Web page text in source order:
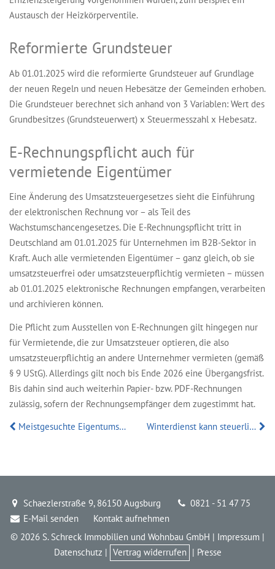
Austausch der Heizkörperventile.
Reformierte Grundsteuer
Ab 01.01.2025 wird die reformierte Grundsteuer auf Grundlage
der neuen Regeln und neuen Hebesätze der Gemeinden erhoben.
Die Grundsteuer berechnet sich anhand von 3 Variablen: Wert des
Grundbesitzes (Grundsteuerwert) x Steuermesszahl x Hebesatz.
E-Rechnungspflicht auch für
vermietende Eigentümer
Eine Änderung des Umsatzsteuergesetzes sieht die Einführung
der elektronischen Rechnung vor – als Teil des
Wachstumschancengesetzes. Die E-Rechnungspflicht tritt in
Deutschland am 01.01.2025 für Unternehmen im B2B-Sektor in
Kraft. Auch alle vermietenden Eigentümer – ganz gleich, ob sie
umsatzsteuerfrei oder umsatzsteuerpflichtig vermieten – müssen
ab 01.01.2025 elektronische Rechnungen empfangen, verarbeiten
und archivieren können.
Die Pflicht zum Ausstellen von E-Rechnungen gilt hingegen nur
für Vermietende, die zur Umsatzsteuer optieren, die also
umsatzsteuerpflichtig an andere Unternehmer vermieten (gemäß
§ 9 UStG). Allerdings gilt noch bis Ende 2026 eine Übergangsfrist.
Bis dahin sind auch weiterhin Papier- bzw. PDF-Rechnungen
zulässig, sofern der Rechnungsempfänger dem zugestimmt hat.
Meistgesuchte Eigentumswohnung Deutschlands
Winterdienst kann steuerlich abzugsfähig sein
Schaezlerstraße 9, 86150 Augsburg
0821 - 51 47 75
E-Mail senden
Kontakt aufnehmen
© 2026 S. Schreck Immobilien und Wohnbau GmbH | Impressum |
Datenschutz | Vertrag widerrufen | Presse